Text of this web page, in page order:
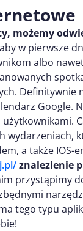
możemy
w pierwsze
albo
Definitywnie
Google.
wydarzeniach,
a także IOS-
znalezienie
przystąpimy
tego typu